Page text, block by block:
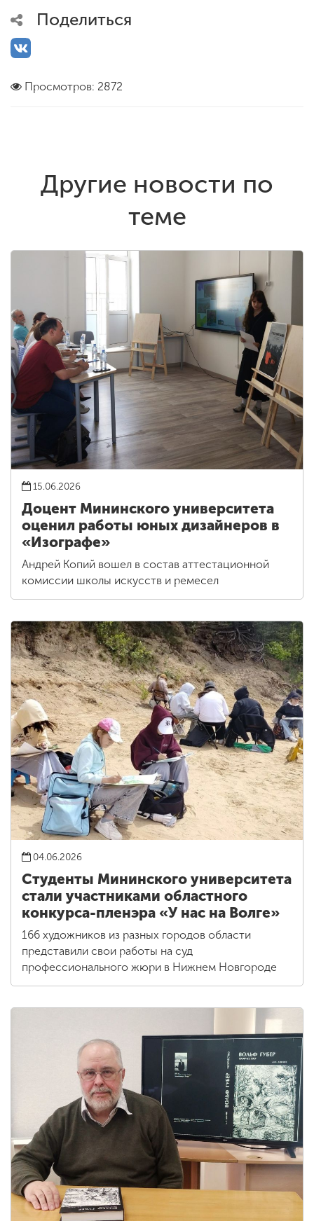
Поделиться
Просмотров: 2872
Другие новости по
теме
15.06.2026
Доцент Мининского университета
оценил работы юных дизайнеров в
«Изографе»
Андрей Копий вошел в состав аттестационной
комиссии школы искусств и ремесел
04.06.2026
Студенты Мининского университета
стали участниками областного
конкурса-пленэра «У нас на Волге»
166 художников из разных городов области
представили свои работы на суд
профессионального жюри в Нижнем Новгороде